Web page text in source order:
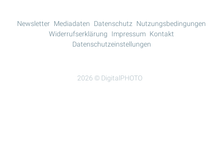
2026 © DigitalPHOTO
Newsletter Mediadaten Datenschutz
Nutzungsbedingungen
Widerrufserklärung
Impressum Kontakt
Datenschutzeinstellungen